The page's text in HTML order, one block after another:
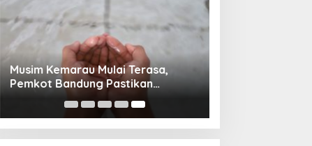
Musim Kemarau Mulai Terasa,
Pemkot Bandung Pastikan
Pasokan Air Bersih Tetap Aman